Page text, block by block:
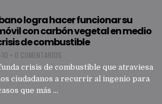
logra hacer funcionar su
con carbón vegetal en medio
de combustible
• 0 COMENTARIOS
crisis de combustible que atraviesa
ciudadanos a recurrir al ingenio para
que más ...